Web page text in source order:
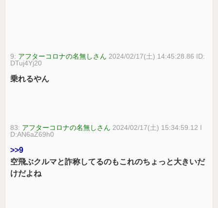
9: アフターコロナの名無しさん 2024/02/17(土) 14:45:28.86 ID:
DTuj4Yj20
乗れるやん
83: アフターコロナの名無しさん 2024/02/17(土) 15:34:59.12 I
D:AN6aZ69h0
>>9
空飛ぶクルマと詐称してるのもこれのちょっと大きいだ
けだよね